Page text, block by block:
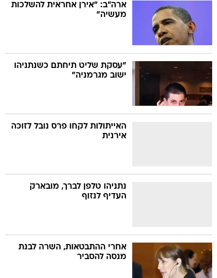
ארה"ב: "אירן אחראית להשלכות
מעשיה"
"עסקת שליט תיחתם כשנתניהו
ישוב מגרמניה"
האייתולות לקחו פרס נובל לזוכה
אירנית
נתניהו טלפן לברך, מובארק
העדיף לנזוף
אחרי ההתבטאות, השרה לבנת
מנסה להסביר